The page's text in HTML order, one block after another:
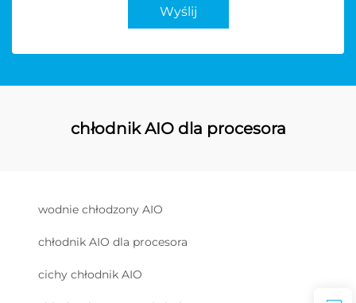
Wyślij
chłodnik AIO dla procesora
wodnie chłodzony AIO
chłodnik AIO dla procesora
cichy chłodnik AIO